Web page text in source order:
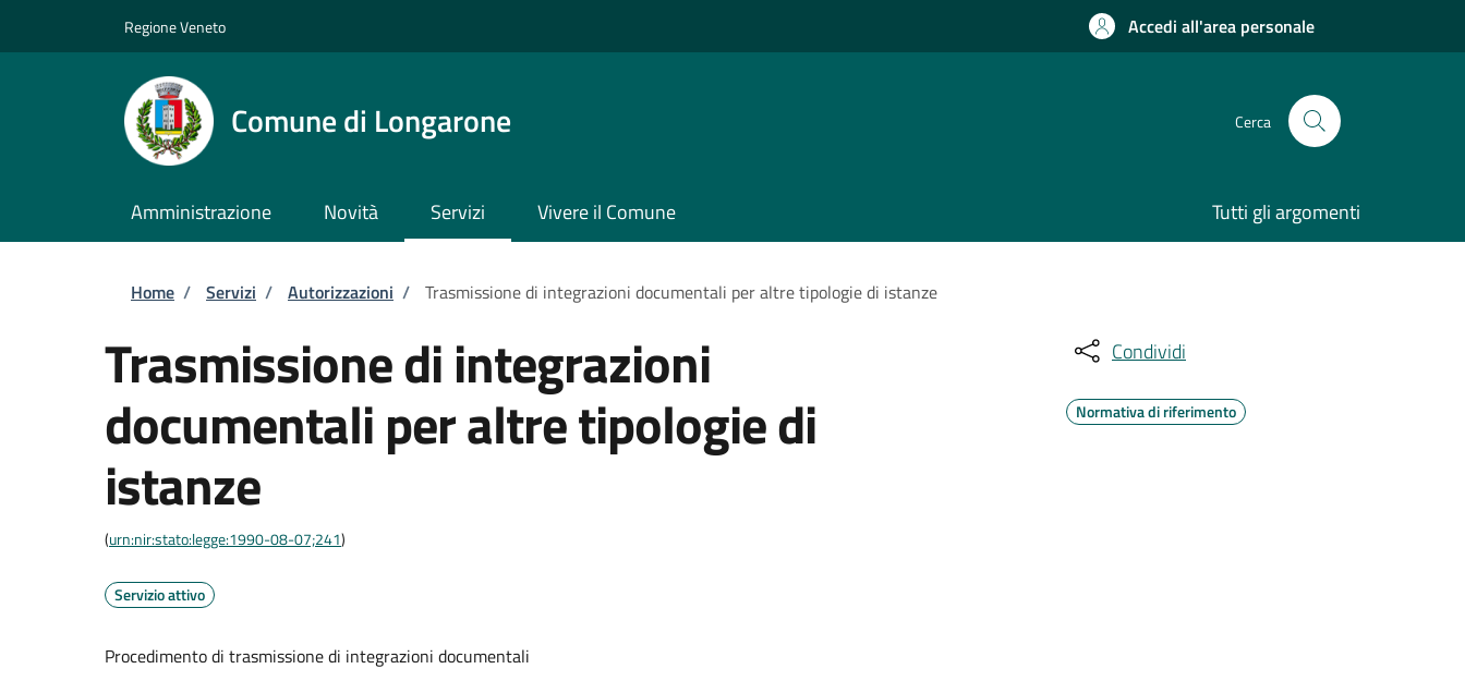
Regione Veneto Accedi all'area personale
Comune di Longarone Cerca
Amministrazione Novità Servizi Vivere il Comune Tutti gli argomenti
Briciole di pane
Home / Servizi / Autorizzazioni / Trasmissione di integrazioni documentali per altre tipologie di istanze
Trasmissione di integrazioni
documentali per altre tipologie di
istanze
(urn:nir:stato:legge:1990-08-07;241)
Servizio attivo
Procedimento di trasmissione di integrazioni documentali
Condividi
Normativa di riferimento